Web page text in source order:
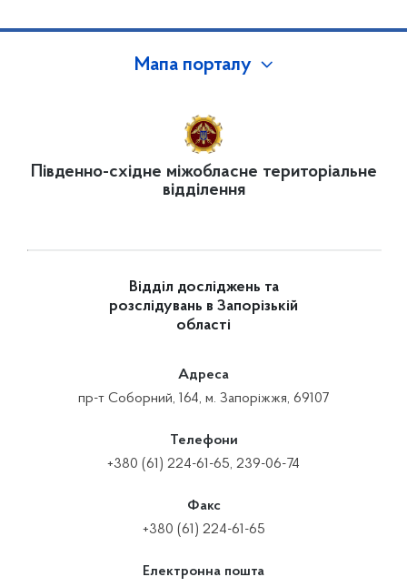
Мапа порталу
Південно-східне міжобласне територіальне
відділення
Відділ досліджень та
розслідувань в Запорізькій
області
Адреса
пр-т Соборний, 164, м. Запоріжжя, 69107
Телефони
+380 (61) 224-61-65, 239-06-74
Факс
+380 (61) 224-61-65
Електронна пошта